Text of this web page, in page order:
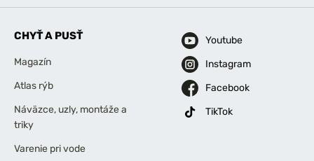
CHYŤ A PUSŤ
Magazín
Atlas rýb
Náväzce, uzly, montáže a
triky
Varenie pri vode
Youtube
Instagram
Facebook
TikTok